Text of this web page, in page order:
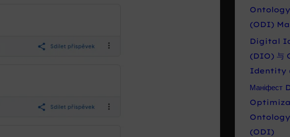
(ODI)
Digital
(DIO) 与
Identity
(ODI)